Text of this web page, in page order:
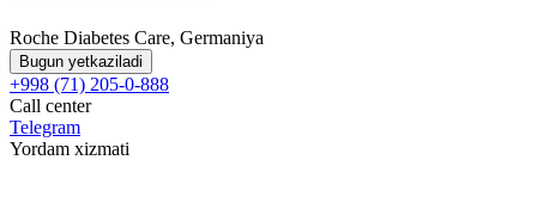
Roche Diabetes Care, Germaniya
Bugun yetkaziladi
+998 (71) 205-0-888
Call center
Telegram
Yordam xizmati